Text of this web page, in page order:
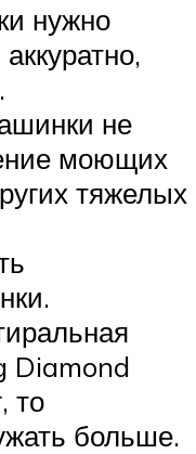
нужно
не
моющих
тяжелых
Diamond
то
больше.